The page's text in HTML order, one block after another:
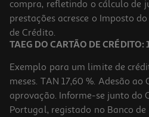
829.99 €/un
829,99 €
compra, refletindo o cálculo de
prestações acresce o Imposto
de Crédito.
TAEG DO CARTÃO DE CRÉDITO:
Exemplo para um limite de
meses. TAN 17,60 %. Adesão
aprovação. Informe-se junto do
Portugal, registado no Banco